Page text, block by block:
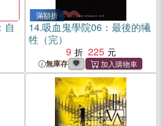
自
滿額折
14.吸血鬼學院06：最後的犧
牲（完）
9
225
無庫存